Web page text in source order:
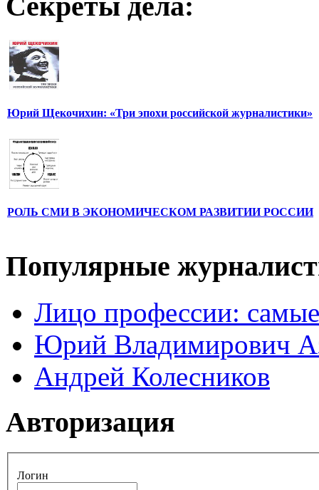
Юрий Щекочихин: «Три эпохи российской журналистики»
РОЛЬ СМИ В ЭКОНОМИЧЕСКОМ РАЗВИТИИ РОССИИ
Популярные
Лицо профессии:
Юрий Владимирович
Андрей Колесников
Авторизация
Логин